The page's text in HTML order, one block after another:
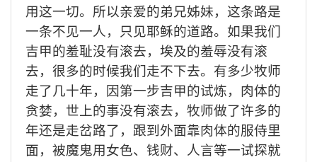
用这一切。所以亲爱的弟兄姊妹，这条路是
一条不见一人，只见耶稣的道路。如果我们
吉甲的羞耻没有滚去，埃及的羞辱没有滚
去，很多的时候我们走不下去。有多少牧师
走了几十年，因第一步吉甲的试炼，肉体的
贪婪，世上的事没有滚去，牧师做了许多的
年还是走岔路了，跟到外面靠肉体的服侍里
面，被魔鬼用女色、钱财、人言等一试探就